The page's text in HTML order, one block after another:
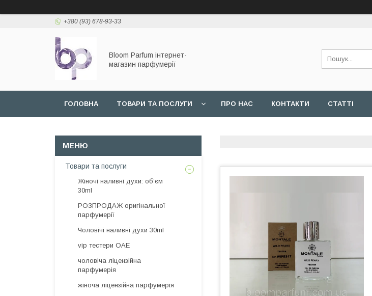
+380 (93) 678-93-33
Bloom Parfum інтернет-
магазин парфумерії
ГОЛОВНА ТОВАРИ ТА ПОСЛУГИ ПРО НАС КОНТАКТИ СТАТТІ
Товари та послуги
Жіночі наливні духи: об’єм
30ml
РОЗПРОДАЖ оригінальної
парфумерії
Чоловічі наливні духи 30ml
vip тестери ОАЕ
чоловіча ліцензійна
парфумерія
жіноча ліцензійна парфумерія